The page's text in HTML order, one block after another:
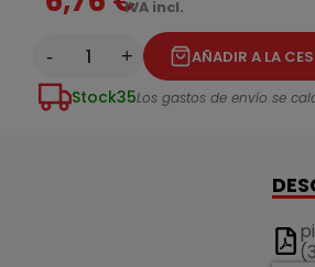
IVA incl.
- + AÑADIR A LA
Stock35Los gastos de envío se